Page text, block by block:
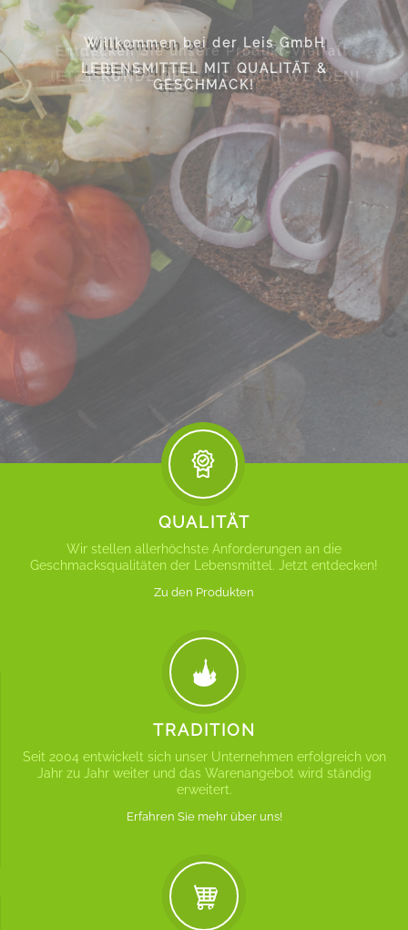
Willkommen bei der Leis GmbH
LEBENSMITTEL MIT QUALITÄT &
GESCHMACK!
Entdecken Sie unsere Produkt-Vielfalt.
JETZT KUNDE DER LEIS GMBH WERDEN!
Online shoppen mit weit über 4000
Artikel.
NOCH FRAGEN? WIR BERATEN SIE
GERNE!
QUALITÄT
Wir stellen allerhöchste Anforderungen an die
Geschmacksqualitäten der Lebensmittel. Jetzt entdecken!
Zu den Produkten
TRADITION
Seit 2004 entwickelt sich unser Unternehmen erfolgreich von
Jahr zu Jahr weiter und das Warenangebot wird ständig
erweitert.
Erfahren Sie mehr über uns!